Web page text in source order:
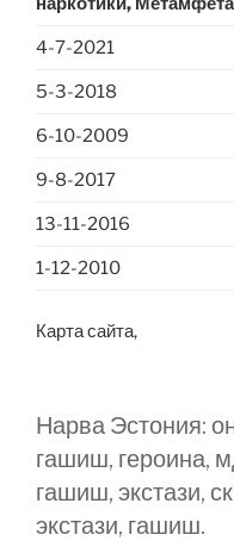
4-7-2021
5-3-2018
6-10-2009
9-8-2017
13-11-2016
1-12-2010
Карта сайта,
Нарва Эстония:
гашиш, героина,
гашиш, экстази,
экстази, гашиш.